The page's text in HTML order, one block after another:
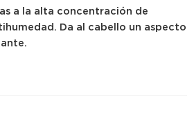
a la alta concentración de
Da al cabello un aspecto